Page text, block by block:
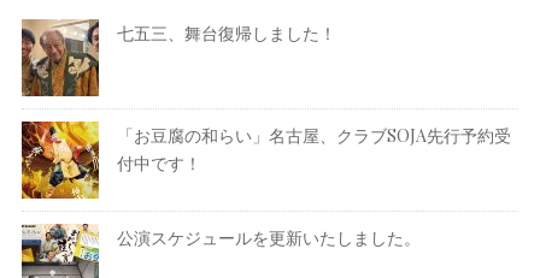
七五三、舞台復帰しました！
「お豆腐の和らい」名古屋、クラブSOJA先行予約受
付中です！
公演スケジュールを更新いたしました。